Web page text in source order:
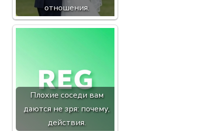
отношения.
Плохие соседи вам
даются не зря: почему,
действия.